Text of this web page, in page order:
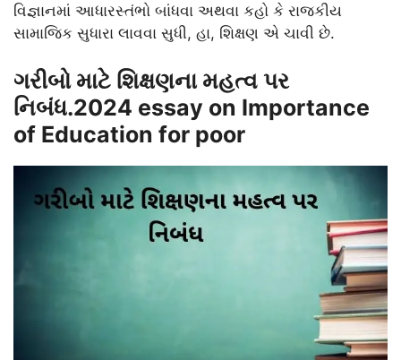
વિજ્ઞાનમાં આધારસ્તંભો બાંધવા અથવા કહો કે રાજકીય
સામાજિક સુધારા લાવવા સુધી, હા, શિક્ષણ એ ચાવી છે.
ગરીબો માટે શિક્ષણના મહત્વ પર
નિબંધ.2024 essay on Importance
of Education for poor